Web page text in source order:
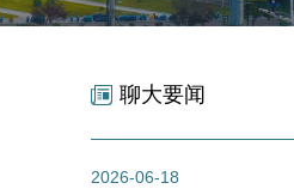
聊大要闻
2026-06-18